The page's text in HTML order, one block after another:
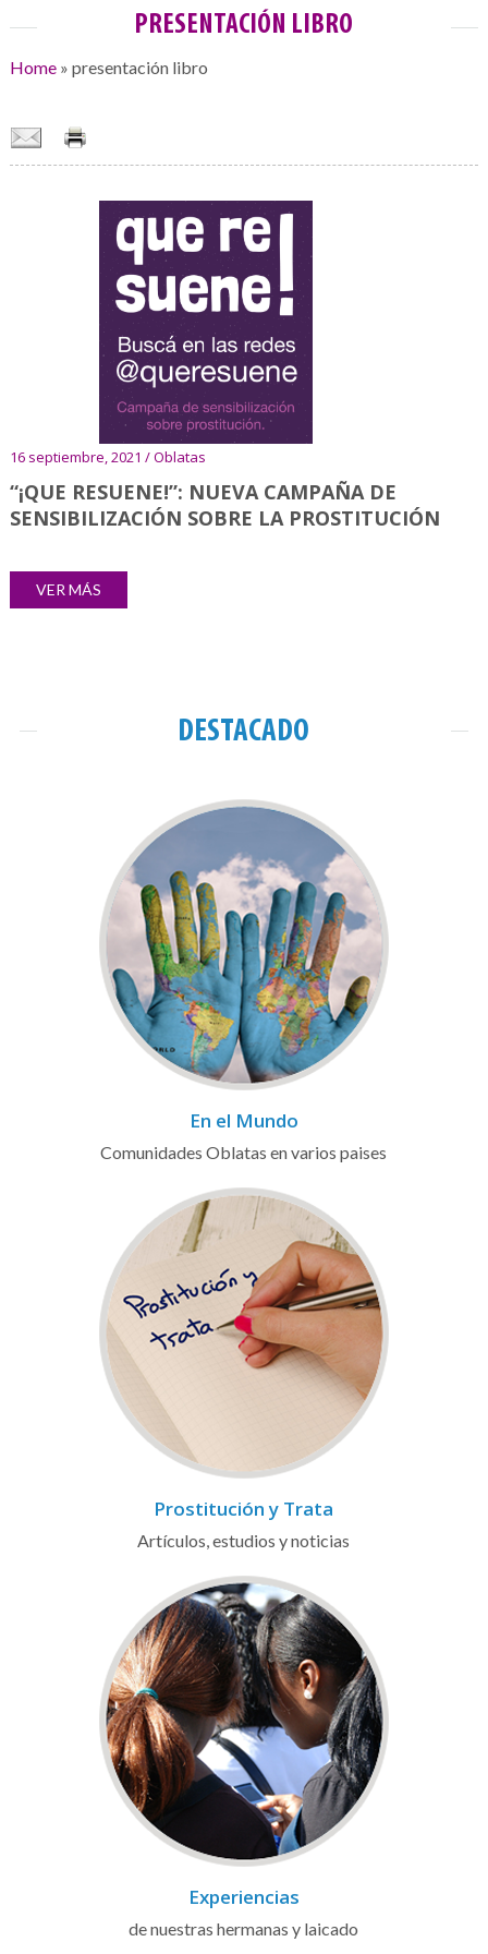
PRESENTACIÓN LIBRO
Home» presentación libro
16 septiembre, 2021 / Oblatas
“¡QUE RESUENE!”: NUEVA CAMPAÑA DE
SENSIBILIZACIÓN SOBRE LA PROSTITUCIÓN
VER MÁS
DESTACADO
En el Mundo
Comunidades Oblatas en varios paises
Prostitución y Trata
Artículos, estudios y noticias
Experiencias
de nuestras hermanas y laicado